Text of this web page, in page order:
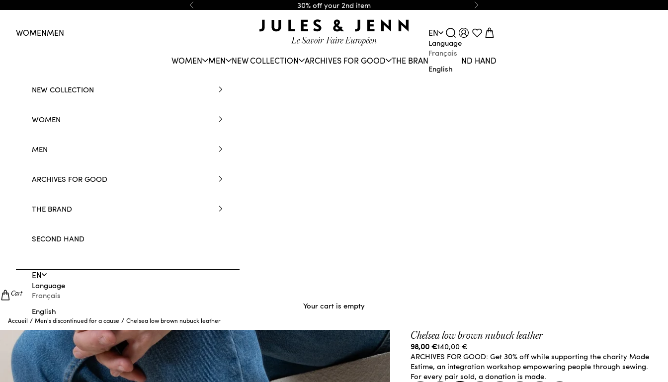
Previous 30% off your 2nd item
Next
WOMENMEN
WOMEN MEN NEW COLLECTION ARCHIVES FOR GOOD THE BRAND SECOND HAND
EN
Language
Français
English
Search
Login Cart
NEW COLLECTION
WOMEN
MEN
ARCHIVES FOR GOOD
THE BRAND
SECOND HAND
EN
Language
Français
English
Cart
Your cart is empty
Accueil / Men's discontinued for a cause / Chelsea low brown nubuck leather
Chelsea low brown nubuck leather
Sale price
98,00 €Regular price
140,00 €
ARCHIVES FOR GOOD: Get 30% off while supporting the charity Mode
Estime, an integration workshop empowering people through sewing.
For every pair sold, a donation is made.